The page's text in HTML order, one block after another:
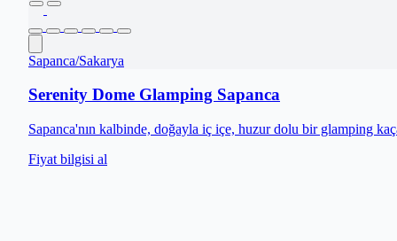
Sapanca/Sakarya
Serenity Dome Glamping Sapanca
Sapanca'nın kalbinde, doğayla iç içe, huzur dolu bir glamping
Fiyat bilgisi al